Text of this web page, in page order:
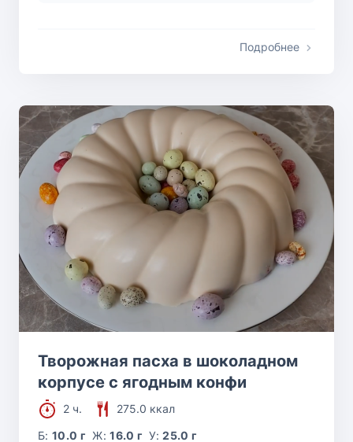
Подробнее
Творожная пасха в шоколадном
корпусе с ягодным конфи
2 ч.
275.0 ккал
Б:10.0 г Ж:16.0 г У:25.0 г